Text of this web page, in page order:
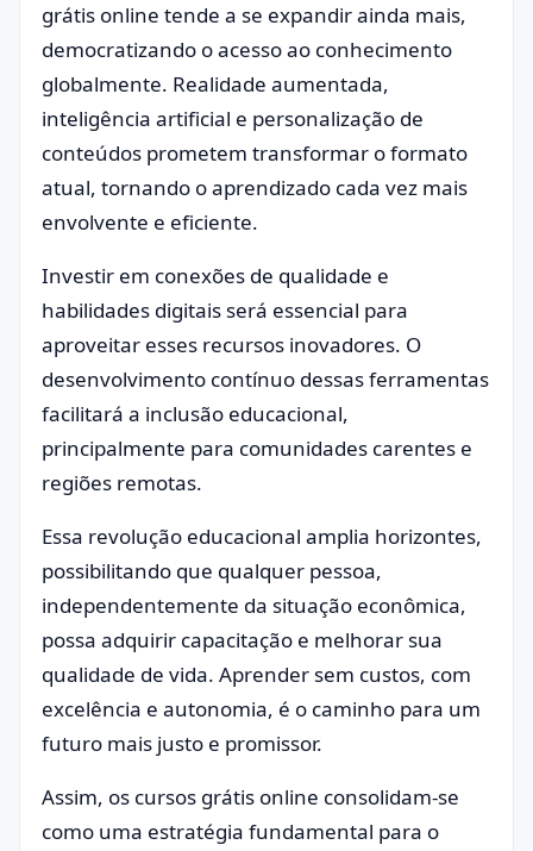
grátis online tende a se expandir ainda mais,
democratizando o acesso ao conhecimento
globalmente. Realidade aumentada,
inteligência artificial e personalização de
conteúdos prometem transformar o formato
atual, tornando o aprendizado cada vez mais
envolvente e eficiente.
Investir em conexões de qualidade e
habilidades digitais será essencial para
aproveitar esses recursos inovadores. O
desenvolvimento contínuo dessas ferramentas
facilitará a inclusão educacional,
principalmente para comunidades carentes e
regiões remotas.
Essa revolução educacional amplia horizontes,
possibilitando que qualquer pessoa,
independentemente da situação econômica,
possa adquirir capacitação e melhorar sua
qualidade de vida. Aprender sem custos, com
excelência e autonomia, é o caminho para um
futuro mais justo e promissor.
Assim, os cursos grátis online consolidam-se
como uma estratégia fundamental para o